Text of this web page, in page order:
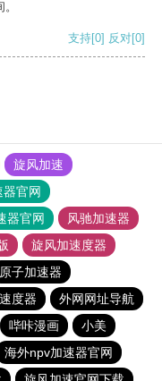
支持[0] 反对[0]
旋风加速
器官网
器官网
风驰加速器
旋风加速度器
原子加速器
度器
外网网址导航
哔咔漫画
小美
海外npv加速器官网